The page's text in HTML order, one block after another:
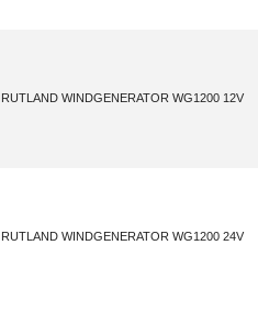
RUTLAND WINDGENERATOR WG1200 12V
RUTLAND WINDGENERATOR WG1200 24V